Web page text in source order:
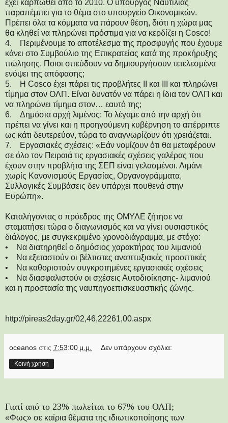
έχει καρπωθεί από το 2010. Ο υπουργός Ναυτιλίας
παραπέμπει για το θέμα στο υπουργείο Οικονομικών.
Πρέπει όλα τα κόμματα να πάρουν θέση, διότι η χώρα μας
θα κληθεί να πληρώνει πρόστιμα για να κερδίζει η Cosco!
4. Περιμένουμε το αποτέλεσμα της προσφυγής που έχουμε
κάνει στο Συμβούλιο της Επικρατείας κατά της προκήρυξης
πώλησης. Ποιοι σπεύδουν να δημιουργήσουν τετελεσμένα
ενόψει της απόφασης;
5. Η Cosco έχει πάρει τις προβλήτες ΙΙ και ΙΙΙ και πληρώνει
τίμημα στον ΟΛΠ. Είναι δυνατόν να πάρει η ίδια τον ΟΛΠ και
να πληρώνει τίμημα στον… εαυτό της;
6. Δημόσια αρχή λιμένος: Το λέγαμε από την αρχή ότι
πρέπει να γίνει και η προηγούμενη κυβέρνηση το απέρριπτε
ως κάτι δευτερεύον, τώρα το αναγνωρίζουν ότι χρειάζεται.
7. Εργασιακές σχέσεις: «Εάν νομίζουν ότι θα μεταφέρουν
σε όλο τον Πειραιά τις εργασιακές σχέσεις γαλέρας που
έχουν στην προβλήτα της ΣΕΠ είναι γελασμένοι. Λιμάνι
χωρίς Κανονισμούς Εργασίας, Οργανογράμματα,
Συλλογικές Συμβάσεις δεν υπάρχει πουθενά στην
Ευρώπη».
Καταλήγοντας ο πρόεδρος της ΟΜΥΛΕ ζήτησε να
σταματήσει τώρα ο διαγωνισμός και να γίνει ουσιαστικός
διάλογος, με συγκεκριμένο χρονοδιάγραμμα, με στόχο:
• Να διατηρηθεί ο δημόσιος χαρακτήρας του λιμανιού
• Να εξεταστούν οι βέλτιστες αναπτυξιακές προοπτικές
• Να καθοριστούν συγκροτημένες εργασιακές σχέσεις
• Να διασφαλιστούν οι σχέσεις Αυτοδιοίκησης- λιμανιού
και η προστασία της ναυπηγοεπισκευαστικής ζώνης.
http://pireas2day.gr/02,46,22261,00.aspx
oceanos στις 7:53:00 μ.μ. Δεν υπάρχουν σχόλια:
Κοινή χρήση
Γιατί από το 23% πωλείται το 67% του ΟΛΠ;
«Φως» σε καίρια θέματα της ιδιωτικοποίησης των